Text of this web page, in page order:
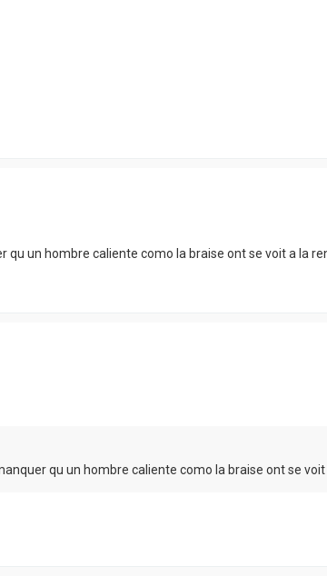
qu un hombre caliente como la braise ont se voit a la
qu un hombre caliente como la braise ont se